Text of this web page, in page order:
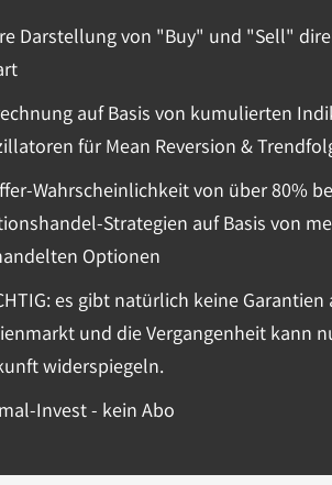
Darstellung von "Buy" und "Sell"
auf Basis von kumulierten
für Mean Reversion &
Wahrscheinlichkeit von über 80%
Strategien auf Basis von
Optionen
es gibt natürlich keine Garantien
und die Vergangenheit kann
widerspiegeln.
Invest - kein Abo